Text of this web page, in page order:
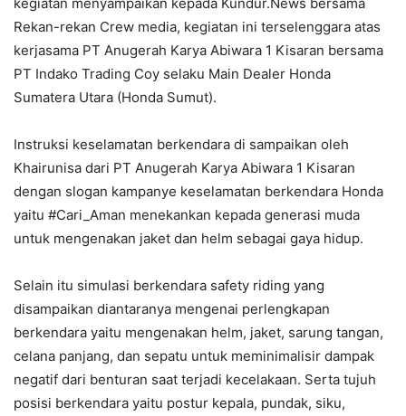
Rekan-rekan Crew media, kegiatan ini terselenggara atas
kerjasama PT Anugerah Karya Abiwara 1 Kisaran bersama
PT Indako Trading Coy selaku Main Dealer Honda
Sumatera Utara (Honda Sumut).
Instruksi keselamatan berkendara di sampaikan oleh
Khairunisa dari PT Anugerah Karya Abiwara 1 Kisaran
dengan slogan kampanye keselamatan berkendara Honda
yaitu #Cari_Aman menekankan kepada generasi muda
untuk mengenakan jaket dan helm sebagai gaya hidup.
Selain itu simulasi berkendara safety riding yang
disampaikan diantaranya mengenai perlengkapan
berkendara yaitu mengenakan helm, jaket, sarung tangan,
celana panjang, dan sepatu untuk meminimalisir dampak
negatif dari benturan saat terjadi kecelakaan. Serta tujuh
posisi berkendara yaitu postur kepala, pundak, siku,